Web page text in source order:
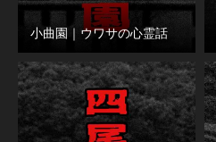
小曲園｜ウワサの心霊話